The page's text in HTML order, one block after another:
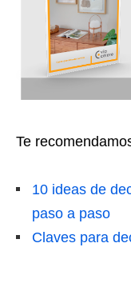
Te
10 ideas de
paso a paso
Claves para